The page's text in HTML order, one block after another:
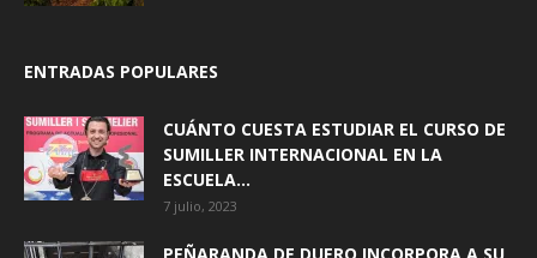
ENTRADAS POPULARES
CUÁNTO CUESTA ESTUDIAR EL CURSO DE
SUMILLER INTERNACIONAL EN LA
ESCUELA...
7 julio, 2023